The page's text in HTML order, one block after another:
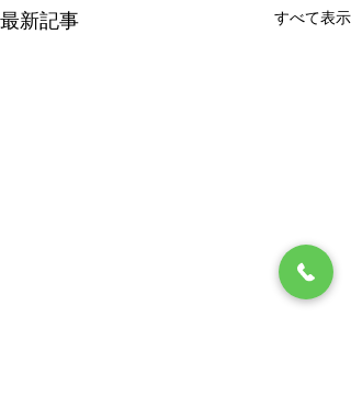
最新記事 すべて表示